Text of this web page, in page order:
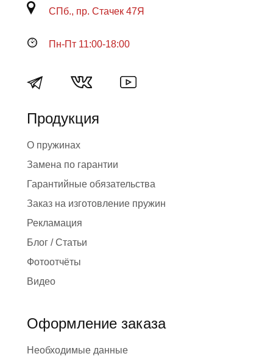
СПб., пр. Стачек 47Я
Пн-Пт 11:00-18:00
Продукция
О пружинах
Замена по гарантии
Гарантийные обязательства
Заказ на изготовление пружин
Рекламация
Блог / Статьи
Фотоотчёты
Видео
Оформление заказа
Необходимые данные